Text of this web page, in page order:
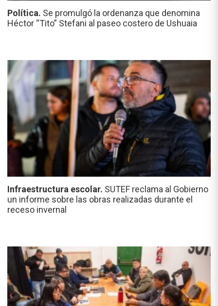
Política. Se promulgó la ordenanza que denomina
Héctor “Tito” Stefani al paseo costero de Ushuaia
Infraestructura escolar. SUTEF reclama al Gobierno
un informe sobre las obras realizadas durante el
receso invernal